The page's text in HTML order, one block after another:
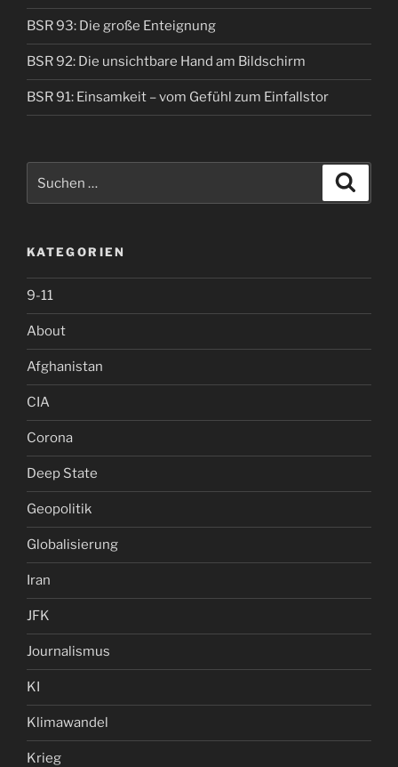
über
Nacht!“
BSR 93: Die große Enteignung
BSR 92: Die unsichtbare Hand am Bildschirm
BSR 91: Einsamkeit – vom Gefühl zum Einfallstor
nach:
KATEGORIEN
9-11
About
Afghanistan
CIA
Corona
Deep State
Geopolitik
Globalisierung
Iran
JFK
Journalismus
KI
Klimawandel
Krieg